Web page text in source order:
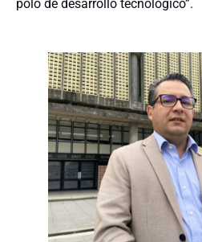
polo de desarrollo tecnológico”.